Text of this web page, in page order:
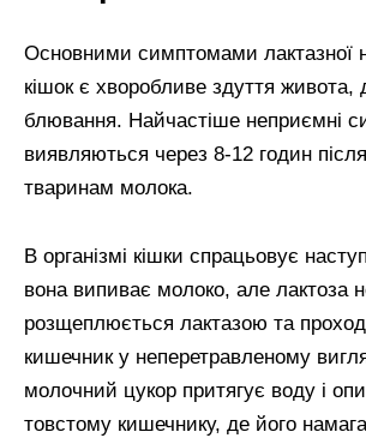
Основними симптомами лактазної
кішок є хворобливе здуття живота,
блювання. Найчастіше неприємні
виявляються через 8-12 годин
тваринам молока.
В організмі кішки спрацьовує
вона випиває молоко, але лактоза
розщеплюється лактазою та
кишечник у неперетравленому
молочний цукор притягує воду і
товстому кишечнику, де його